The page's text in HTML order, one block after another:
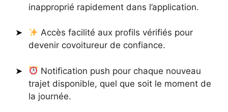
inapproprié rapidement dans l’application.
Accès facilité aux profils vérifiés pour
devenir covoitureur de confiance.
Notification push pour chaque nouveau
trajet disponible, quel que soit le moment de
la journée.